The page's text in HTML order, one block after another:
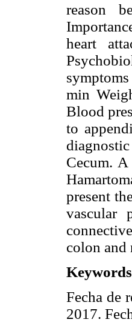
reason
heart
min
Blood
to
Cecum.
present
vascular
colon and
Fecha de
2017.